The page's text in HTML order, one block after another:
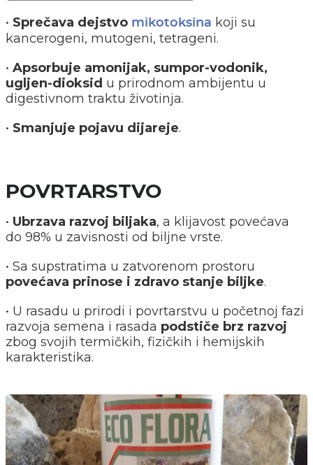
• Sprečava dejstvo mikotoksina koji su
kancerogeni, mutogeni, tetrageni.
• Apsorbuje amonijak, sumpor-vodonik,
ugljen-dioksid u prirodnom ambijentu u
digestivnom traktu životinja.
• Smanjuje pojavu dijareje.
POVRTARSTVO
• Ubrzava razvoj biljaka, a klijavost povećava
do 98% u zavisnosti od biljne vrste.
• Sa supstratima u zatvorenom prostoru
povećava prinose i zdravo stanje biljke.
• U rasadu u prirodi i povrtarstvu u početnoj fazi
razvoja semena i rasada podstiče brz razvoj
zbog svojih termičkih, fizičkih i hemijskih
karakteristika.